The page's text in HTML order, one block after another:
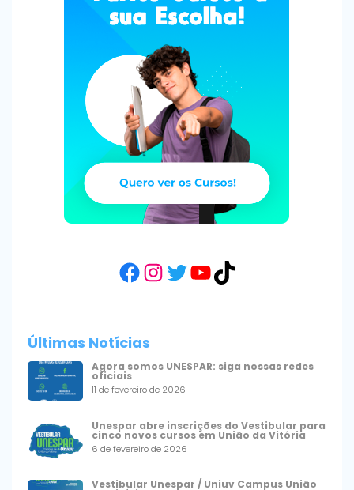
Facebook
Instagram
Twitter
YouTube
TikTok
Últimas Notícias
Agora somos UNESPAR: siga nossas redes
oficiais
11 de fevereiro de 2026
Unespar abre inscrições do Vestibular para
cinco novos cursos em União da Vitória
6 de fevereiro de 2026
Vestibular Unespar / Uniuv Campus União